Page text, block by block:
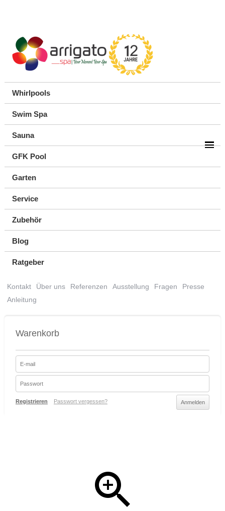
Whirlpools
Swim Spa
Sauna
GFK Pool
Garten
Service
Zubehör
Blog
Ratgeber
Kontakt Über uns Referenzen Ausstellung Fragen
Presse
Anleitung
Warenkorb
Registrieren Passwort vergessen?